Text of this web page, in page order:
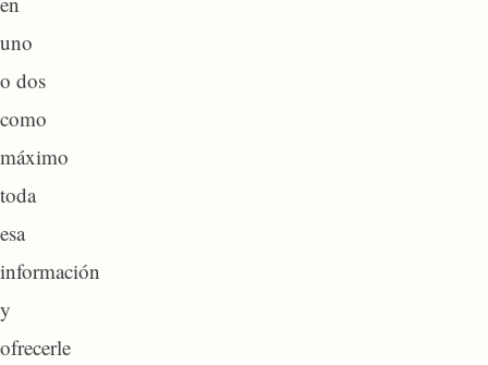
uno
o dos
como
máximo
toda
esa
información
y
ofrecerle